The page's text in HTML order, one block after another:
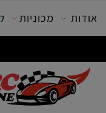
מכוניות קיושו